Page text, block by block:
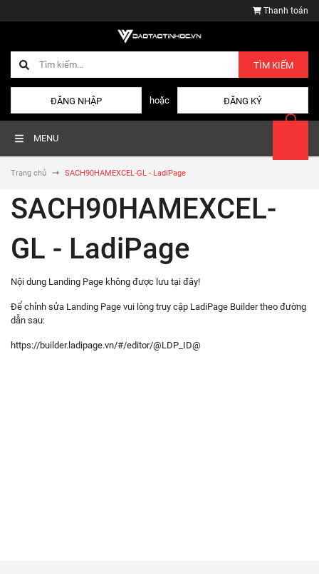
Thanh toán
TÌM KIẾM
ĐĂNG NHẬP hoặc ĐĂNG KÝ
MENU
Trang chủ SACH90HAMEXCEL-GL - LadiPage
SACH90HAMEXCEL-
GL - LadiPage
Nội dung Landing Page không được lưu tại đây!
Để chỉnh sửa Landing Page vui lòng truy cập LadiPage Builder theo đường
dẫn sau:
https://builder.ladipage.vn/#/editor/@LDP_ID@